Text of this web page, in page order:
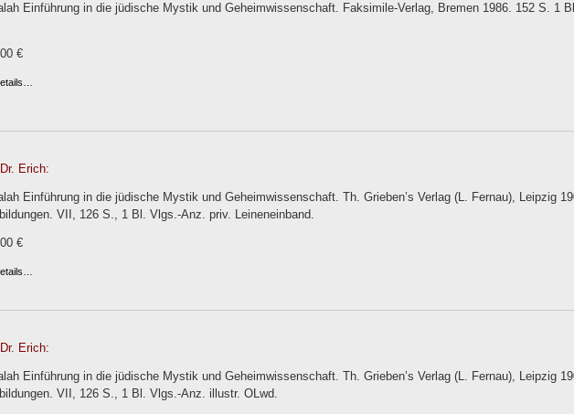
Einführung in die jüdische Mystik und Geheimwissenschaft. Faksimile-Verlag, Bremen 1986. 152 S. 1
€
Erich:
Einführung in die jüdische Mystik und Geheimwissenschaft. Th. Grieben’s Verlag (L. Fernau), Leipzig
VII, 126 S., 1 Bl. Vlgs.-Anz. priv. Leineneinband.
€
Erich:
Einführung in die jüdische Mystik und Geheimwissenschaft. Th. Grieben’s Verlag (L. Fernau), Leipzig
VII, 126 S., 1 Bl. Vlgs.-Anz. illustr. OLwd.